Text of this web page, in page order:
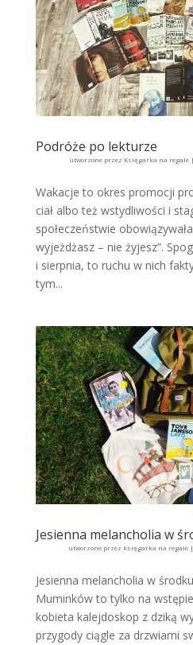
Podróże po lekturze
utworzone przez Księgarka na regale|
Wakacje to okres promocji
ciał albo też wstydliwości i
społeczeństwie
wyjeżdżasz – nie żyjesz”.
i sierpnia, to ruchu w nich
tym...
Jesienna melancholia w
utworzone przez Księgarka na regale|
Jesienna melancholia w
Muminków to tylko na
kobieta kalejdoskop z dziką
przygody ciągle za drzwiami